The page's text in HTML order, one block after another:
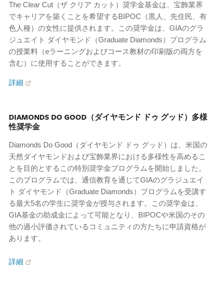
The Clear Cut（ザ クリア カット）奨学金基金は、宝飾業界
でキャリアを築くことを希望するBIPOC（黒人、先住民、有
色人種）の女性に提供されます。この奨学金は、GIAのグラ
ジュエイト ダイヤモンド（Graduate Diamonds）プログラム
の授業料（eラーニングおよびコース教材の印刷版の両方を
含む）に使用することができます。
詳細
DIAMONDS DO GOOD（ダイヤモンド ドゥ グッド）多様
性奨学金
Diamonds Do Good（ダイヤモンド ドゥ グッド）は、米国の
天然ダイヤモンドおよび宝飾業界における多様性を高めるこ
とを目的とするこの特別奨学金プログラムを開始しました。
このプログラムでは、通信教育を通じてGIAのグラジュエイ
ト ダイヤモンド（Graduate Diamonds）プログラムを受講す
る最大5名の学生に奨学金が授与されます。この奨学金は、
GIA基金の助成金によって可能となり、BIPOCや米国のその
他の過小評価されているコミュニティの方たちに申請資格が
あります。
詳細